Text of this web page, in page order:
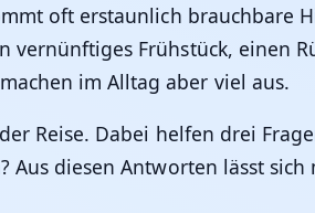
oft erstaunlich brauchbare
Frühstück, einen
im Alltag aber viel aus.
Reise. Dabei helfen drei
Aus diesen Antworten lässt